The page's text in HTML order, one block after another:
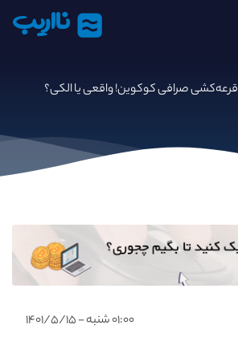
نااریب
‌قرعه‌کشی صرافی کوکوین! واقعی یا الکی؟‌
۰۱:۰۰ شنبه - ۱۴۰۱/۵/۱۵